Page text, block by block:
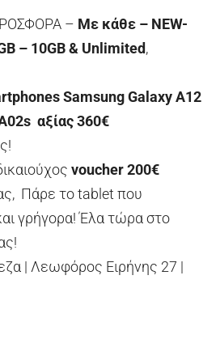
– Με κάθε – NEW-
– 10GB & Unlimited,
Samsung Galaxy A12
αξίας 360€
voucher 200€
Πάρε το tablet που
γρήγορα! Έλα τώρα στο
| Λεωφόρος Ειρήνης 27 |